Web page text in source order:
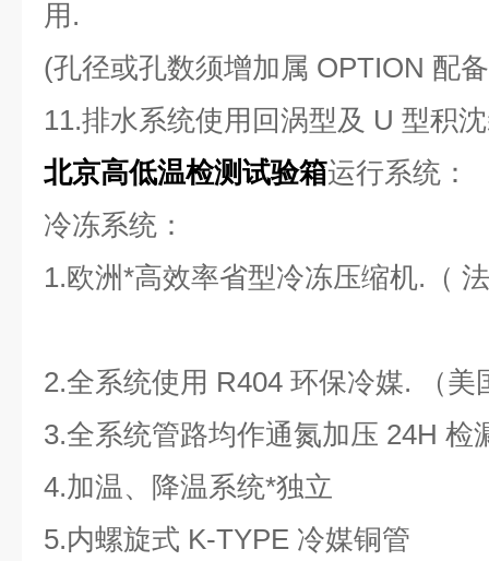
用.
(孔径或孔数须增加属 OPTION 配
11.排水系统使用回涡型及 U 型积
北京高低温检测试验箱运行系统：
冷冻系统：
1.欧洲*高效率省型冷冻压缩机.（
2.全系统使用 R404 环保冷媒. （美
3.全系统管路均作通氮加压 24H 检
4.加温、降温系统*独立
5.内螺旋式 K-TYPE 冷媒铜管